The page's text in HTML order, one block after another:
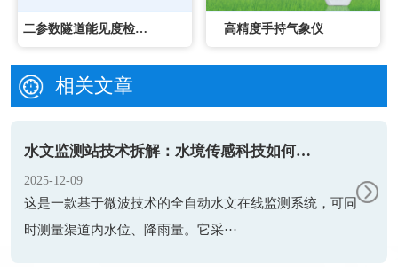
二参数隧道能见度检测器 高精度手持气象仪
相关文章
水文监测站技术拆解：水境传感科技如何实现智能精准监测？
2025-12-09
这是一款基于微波技术的全自动水文在线监测系统，可同
时测量渠道内水位、降雨量。它采···